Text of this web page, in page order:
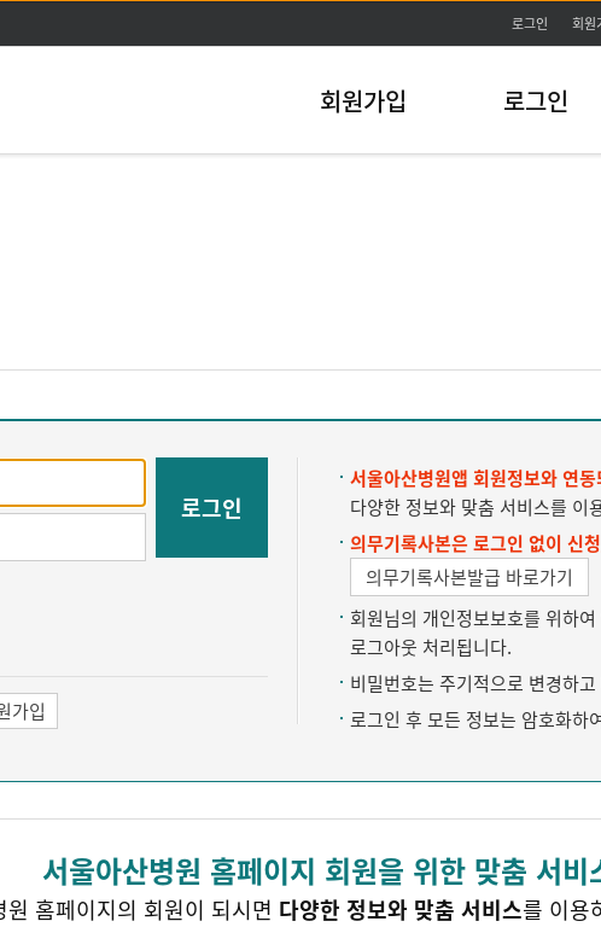
주메뉴바로가기
본문바로가기
로그인 회원
회원가입 로그인
로그인
가입
서울아산병원앱 회원정보와 연
다양한 정보와 맞춤 서비스를 이
의무기록사본은 로그인 없이 신
의무기록사본발급 바로가기
회원님의 개인정보보호를 위하
로그아웃 처리됩니다.
비밀번호는 주기적으로 변경하
로그인 후 모든 정보는 암호화하
서울아산병원 홈페이지 회원을 위한 맞춤 서비
원 홈페이지의 회원이 되시면 다양한 정보와 맞춤 서비스를 이용